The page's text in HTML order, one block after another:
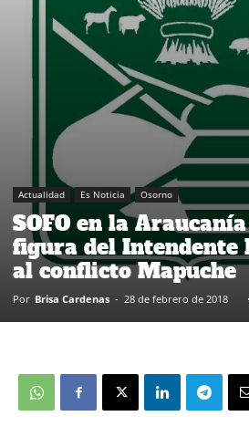
Actualidad Es Noticia Osorno
SOFO en la
figura del Intendente
al conflicto Mapuche
Por Brisa Cardenas - 28 de febrero de 2018